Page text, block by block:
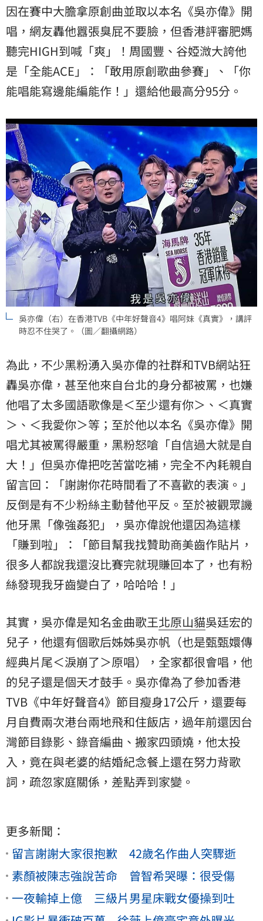
因在賽中大膽拿原創曲並取以本名《吳亦偉》開
唱，網友轟他囂張臭屁不要臉，但香港評審肥媽
聽完HIGH到喊「爽」！周國豐、谷婭溦大誇他
是「全能ACE」：「敢用原創歌曲參賽」、「你
能唱能寫邊能編能作！」還給他最高分95分。
吳亦偉（右）在香港TVB《中年好聲音4》唱阿妹《真實》，講評
時忍不住哭了。（圖／翻攝網路）
為此，不少黑粉湧入吳亦偉的社群和TVB網站狂
轟吳亦偉，甚至他來自台北的身分都被罵，也嫌
他唱了太多國語歌像是＜至少還有你＞、＜真實
＞、＜我愛你＞等；至於他以本名《吳亦偉》開
唱尤其被罵得嚴重，黑粉怒嗆「自信過大就是自
大！」但吳亦偉把吃苦當吃補，完全不內耗親自
留言回：「謝謝你花時間看了不喜歡的表演。」
反倒是有不少粉絲主動替他平反。至於被觀眾譏
他牙黑「像強姦犯」，吳亦偉說他還因為這樣
「賺到啦」：「節目幫我找贊助商美齒作貼片，
很多人都說我還沒比賽完就現賺回本了，也有粉
絲發現我牙齒變白了，哈哈哈！」
其實，吳亦偉是知名金曲歌王北原山貓吳廷宏的
兒子，他還有個歌后姊姊吳亦帆（也是甄甄嬛傳
經典片尾＜淚崩了＞原唱），全家都很會唱，他
的兒子還是個天才鼓手。吳亦偉為了參加香港
TVB《中年好聲音4》節目瘦身17公斤，還要每
月自費兩次港台兩地飛和住飯店，過年前還因台
灣節目錄影、錄音編曲、搬家四頭燒，他太投
入，竟在與老婆的結婚紀念餐上還在努力背歌
詞，疏忽家庭關係，差點弄到家變。
更多新聞：
留言謝謝大家很抱歉 42歲名作曲人突驟逝
素顏被陳志強說苦命 曾智希哭曝：很受傷
一夜輸掉上億 三級片男星床戰女優操到吐